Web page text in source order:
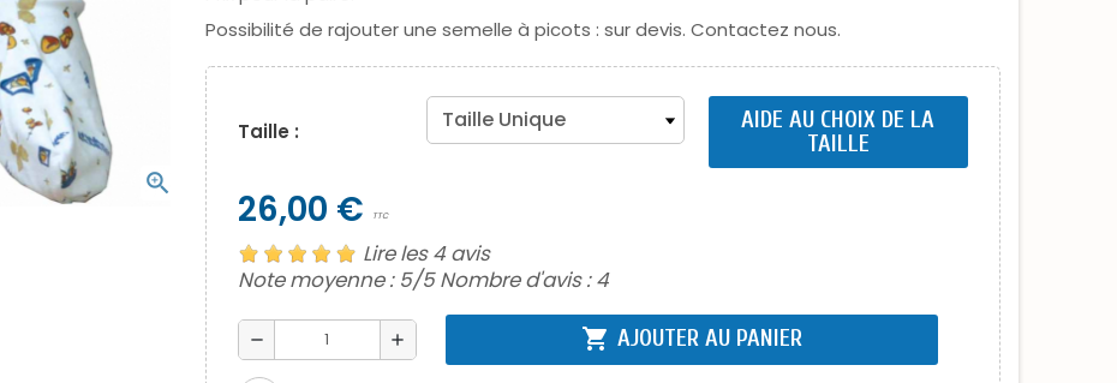
zoom_in
Possibilité de rajouter une semelle à picots : sur devis. Contactez nous.
Taille :
AIDE AU CHOIX DE LA
TAILLE
26,00 € TTC
Lire les 4 avis
Note moyenne : 5/5 Nombre d'avis :4
remove add shopping_cart AJOUTER AU PANIER